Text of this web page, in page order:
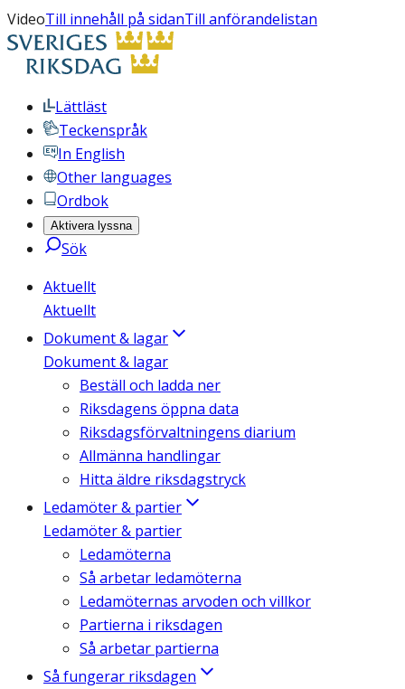
VideoTill innehåll på sidanTill anförandelistan
Lättläst
Teckenspråk
In English
Other languages
Ordbok
Aktivera lyssna
Sök
Aktuellt
Aktuellt
Dokument & lagar
Dokument & lagar
Beställ och ladda ner
Riksdagens öppna data
Riksdagsförvaltningens diarium
Allmänna handlingar
Hitta äldre riksdagstryck
Ledamöter & partier
Ledamöter & partier
Ledamöterna
Så arbetar ledamöterna
Ledamöternas arvoden och villkor
Partierna i riksdagen
Så arbetar partierna
Så fungerar riksdagen